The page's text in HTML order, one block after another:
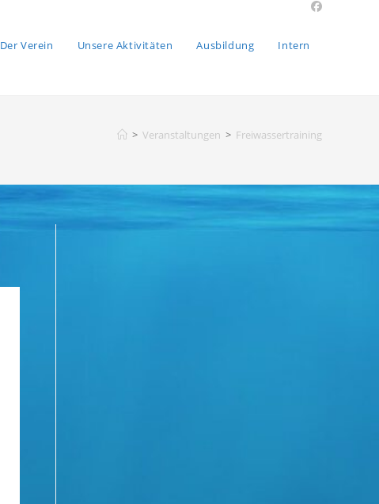
Der Verein Unsere Aktivitäten Ausbildung Intern
> Veranstaltungen > Freiwassertraining